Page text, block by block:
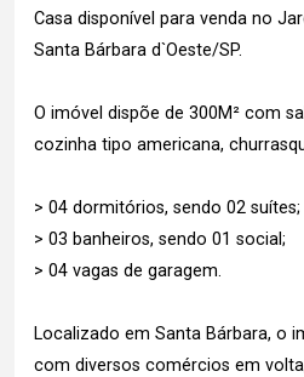
Casa disponível para venda no
Santa Bárbara d`Oeste/SP.
O imóvel dispõe de 300M² com
cozinha tipo americana,
> 04 dormitórios, sendo 02 suítes;
> 03 banheiros, sendo 01 social;
> 04 vagas de garagem.
Localizado em Santa Bárbara, o
com diversos comércios em